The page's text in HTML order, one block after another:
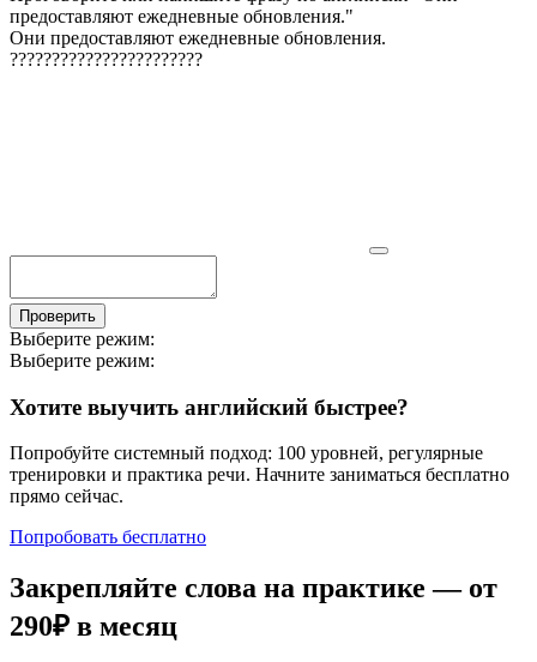
предоставляют ежедневные обновления."
Они предоставляют ежедневные обновления.
???????????????????????
Проверить
Выберите режим:
Выберите режим:
Хотите выучить английский быстрее?
Попробуйте системный подход: 100 уровней, регулярные
тренировки и практика речи. Начните заниматься бесплатно
прямо сейчас.
Попробовать бесплатно
Закрепляйте слова на практике — от
290₽ в месяц